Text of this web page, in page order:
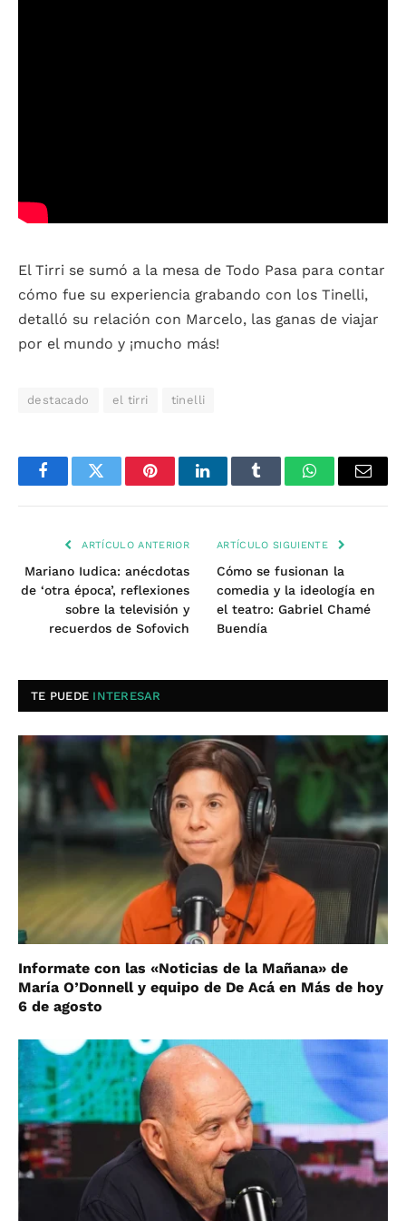
El Tirri se sumó a la mesa de Todo Pasa para contar
cómo fue su experiencia grabando con los Tinelli,
detalló su relación con Marcelo, las ganas de viajar
por el mundo y ¡mucho más!
destacado el tirri tinelli
FacebookTwitter PinterestLinkedInTumblr WhatsAppEmail
ARTÍCULO ANTERIOR
Mariano Iudica: anécdotas
de ‘otra época’, reflexiones
sobre la televisión y
recuerdos de Sofovich
ARTÍCULO SIGUIENTE
Cómo se fusionan la
comedia y la ideología en
el teatro: Gabriel Chamé
Buendía
TE PUEDE INTERESAR
Informate con las «Noticias de la Mañana» de
María O’Donnell y equipo de De Acá en Más de hoy
6 de agosto